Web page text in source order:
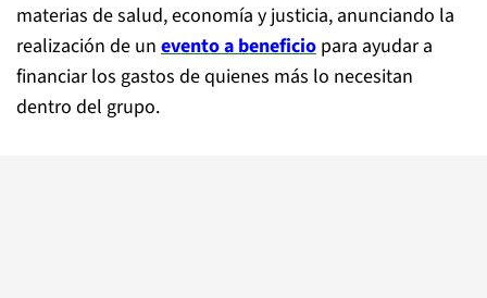
materias de salud, economía y justicia, anunciando la
realización de un evento a beneficio para ayudar a
financiar los gastos de quienes más lo necesitan
dentro del grupo.